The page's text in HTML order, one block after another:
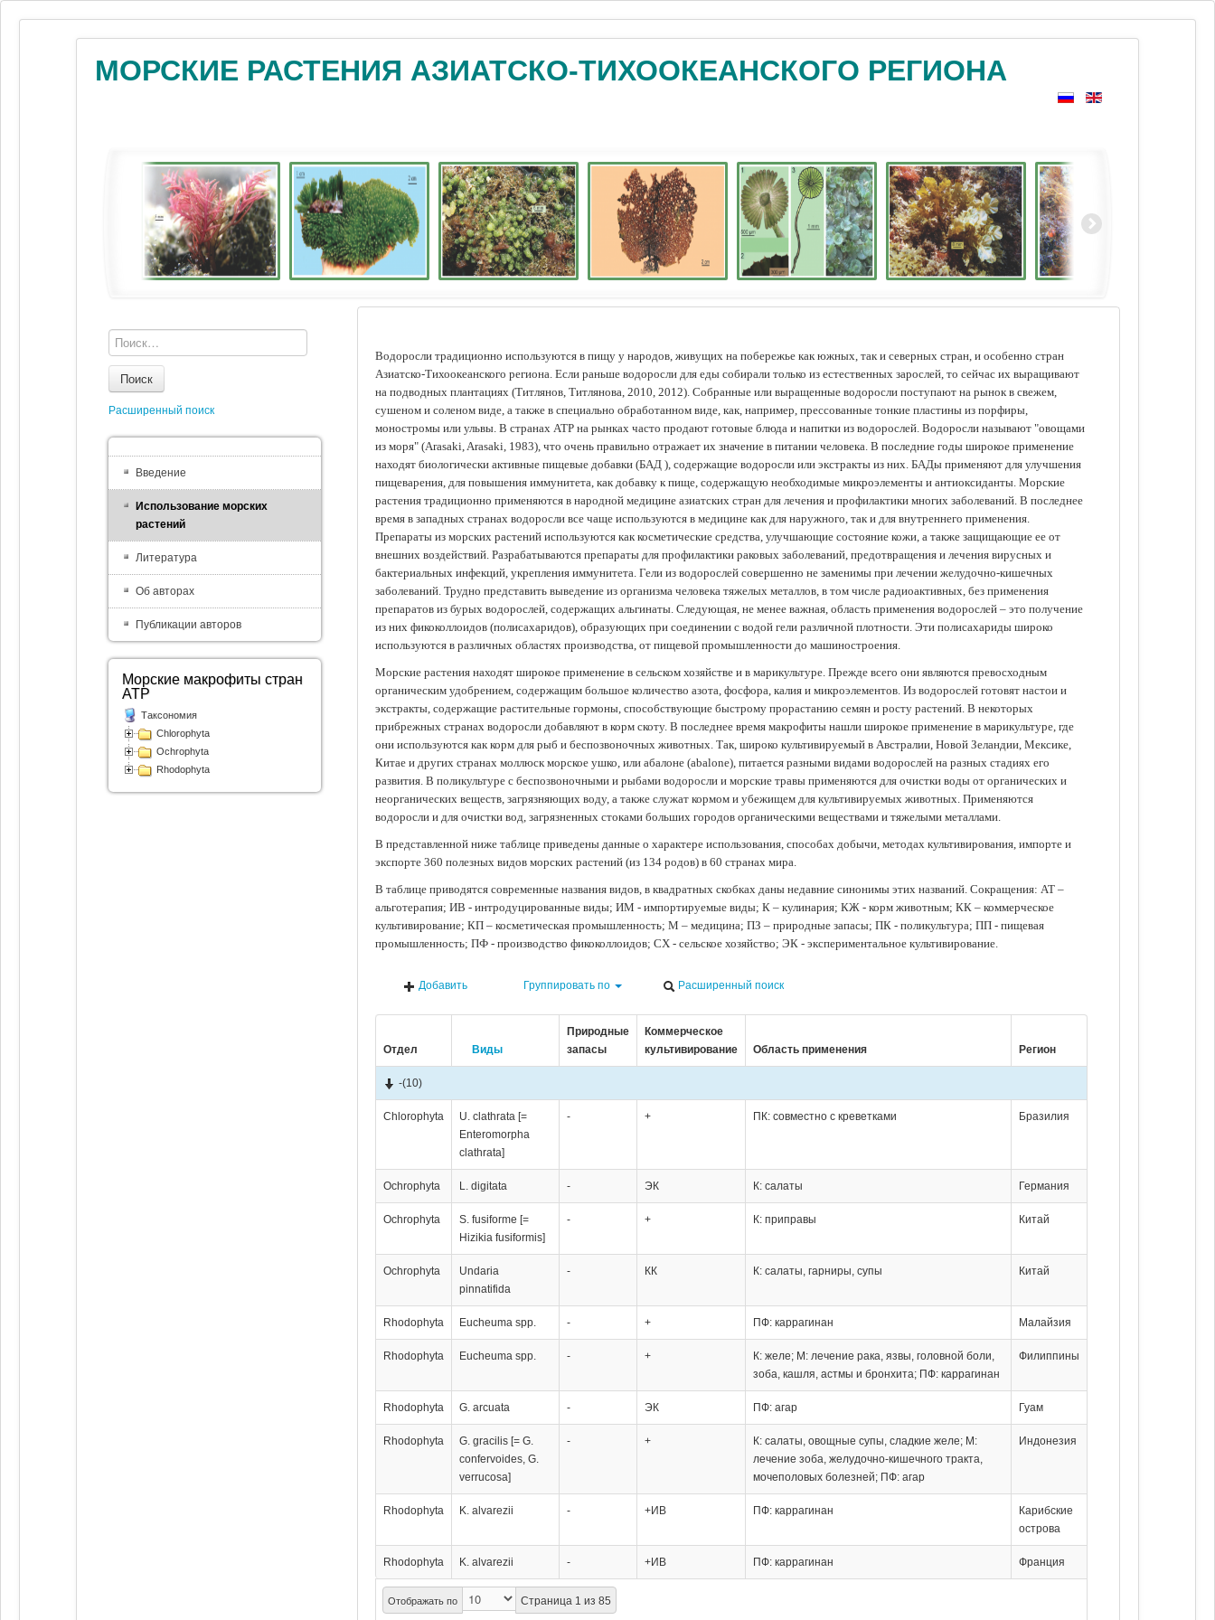
МОРСКИЕ РАСТЕНИЯ АЗИАТСКО-ТИХООКЕАНСКОГО РЕГИОНА
Водоросли традиционно используются в пищу у народов, живущих на побережье как южных, так и северных стран, и особенно стран
Азиатско-Тихоокеанского региона. Если раньше водоросли для еды собирали только из естественных зарослей, то сейчас их выращивают
на подводных плантациях (Tитлянов, Титлянова, 2010, 2012). Собранные или выращенные водоросли поступают на рынок в свежем,
сушеном и соленом виде, а также в специально обработанном виде, как, например, прессованные тонкие пластины из порфиры,
моностромы или ульвы. В странах АТР на рынках часто продают готовые блюда и напитки из водорослей. Водоросли называют "овощами
из моря" (Arasaki, Arasaki, 1983), что очень правильно отражает их значение в питании человека. В последние годы широкое применение
находят биологически активные пищевые добавки (БАД ), содержащие водоросли или экстракты из них. БАДы применяют для улучшения
пищеварения, для повышения иммунитета, как добавку к пище, содержащую необходимые микроэлементы и антиоксиданты. Морские
растения традиционно применяются в народной медицине азиатских стран для лечения и профилактики многих заболеваний. В последнее
время в западных странах водоросли все чаще используются в медицине как для наружного, так и для внутреннего применения.
Препараты из морских растений используются как косметические средства, улучшающие состояние кожи, а также защищающие ее от
внешних воздействий. Разрабатываются препараты для профилактики раковых заболеваний, предотвращения и лечения вирусных и
бактериальных инфекций, укрепления иммунитета. Гели из водорослей совершенно не заменимы при лечении желудочно-кишечных
заболеваний. Трудно представить выведение из организма человека тяжелых металлов, в том числе радиоактивных, без применения
препаратов из бурых водорослей, содержащих альгинаты. Следующая, не менее важная, область применения водорослей – это получение
из них фикоколлоидов (полисахаридов), образующих при соединении с водой гели различной плотности. Эти полисахариды широко
используются в различных областях производства, от пищевой промышленности до машиностроения.
Морские растения находят широкое применение в сельском хозяйстве и в марикультуре. Прежде всего они являются превосходным
органическим удобрением, содержащим большое количество азота, фосфора, калия и микроэлементов. Из водорослей готовят настои и
экстракты, содержащие растительные гормоны, способствующие быстрому прорастанию семян и росту растений. В некоторых
прибрежных странах водоросли добавляют в корм скоту. В последнее время макрофиты нашли широкое применение в марикультуре, где
они используются как корм для рыб и беспозвоночных животных. Так, широко культивируемый в Австралии, Новой Зеландии, Мексике,
Китае и других странах моллюск морское ушко, или абалоне (abalone), питается разными видами водорослей на разных стадиях его
развития. В поликультуре с беспозвоночными и рыбами водоросли и морские травы применяются для очистки воды от органических и
неорганических веществ, загрязняющих воду, а также служат кормом и убежищем для культивируемых животных. Применяются
водоросли и для очистки вод, загрязненных стоками больших городов органическими веществами и тяжелыми металлами.
В представленной ниже таблице приведены данные о характере использования, способах добычи, методах культивирования, импорте и
экспорте 360 полезных видов морских растений (из 134 родов) в 60 странах мира.
В таблице приводятся современные названия видов, в квадратных скобках даны недавние синонимы этих названий. Сокращения: АТ –
альготерапия; ИВ - интродуцированные виды; ИМ - импортируемые виды; К – кулинария; КЖ - корм животным; КК – коммерческое
культивирование; КП – косметическая промышленность; М – медицина; ПЗ – природные запасы; ПК - поликультура; ПП - пищевая
промышленность; ПФ - производство фикоколлоидов; СХ - сельское хозяйство; ЭК - экспериментальное культивирование.
Добавить Группировать по Расширенный поиск
Отдел Виды
Природные
запасы
Коммерческое
культивирование
Область применения Регион
Отображать по Страница 1 из 85
-(10)
Chlorophyta
U. clathrata [=
Enteromorpha
clathrata]
- + ПК: совместно с креветками Бразилия
Ochrophyta L. digitata - ЭК К: салаты Германия
Ochrophyta
S. fusiforme [=
Hizikia fusiformis]
- + К: приправы Китай
Ochrophyta
Undaria
pinnatifida
- КК К: салаты, гарниры, супы Китай
Rhodophyta Eucheuma spp. - + ПФ: каррагинан Малайзия
Rhodophyta Eucheuma spp. - +
К: желе; М: лечение рака, язвы, головной боли,
зоба, кашля, астмы и бронхита; ПФ: каррагинан
Филиппины
Rhodophyta G. arcuata - ЭК ПФ: агар Гуам
Rhodophyta
G. gracilis [= G.
confervoides, G.
verrucosa]
- +
К: салаты, овощные супы, сладкие желе; М:
лечение зоба, желудочно-кишечного тракта,
мочеполовых болезней; ПФ: агар
Индонезия
Rhodophyta K. alvarezii - +ИВ ПФ: каррагинан
Карибские
острова
Rhodophyta K. alvarezii - +ИВ ПФ: каррагинан Франция
Поиск
Расширенный поиск
Введение
Использование морских
растений
Литература
Об авторах
Публикации авторов
Морские макрофиты стран
АТР
Таксономия
Chlorophyta
Ochrophyta
Rhodophyta